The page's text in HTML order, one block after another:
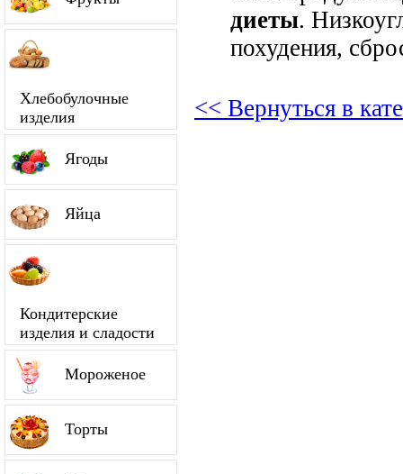
Хлебобулочные
изделия
Ягоды
Яйца
Кондитерские
изделия и сладости
Мороженое
Торты
диеты.
похудения,
<< Вернуться в